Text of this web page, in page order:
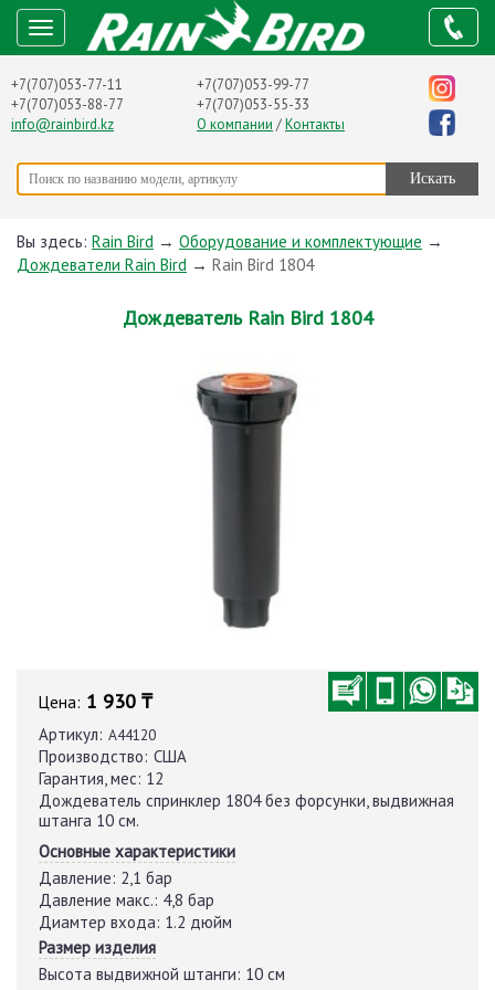
+7(707)053-77-11
+7(707)053-88-77
info@rainbird.kz
+7(707)053-99-77
+7(707)053-55-33
О компании /Контакты
Вы здесь: Rain Bird → Оборудование и комплектующие →
Дождеватели Rain Bird → Rain Bird 1804
Дождеватель Rain Bird 1804
Цена: 1 930 ₸
Артикул: A44120
Производство: США
Гарантия, мес: 12
Дождеватель спринклер 1804 без форсунки, выдвижная
штанга 10 см.
Основные характеристики
Давление: 2,1 бар
Давление макс.: 4,8 бар
Диамтер входа: 1.2 дюйм
Размер изделия
Высота выдвижной штанги: 10 см